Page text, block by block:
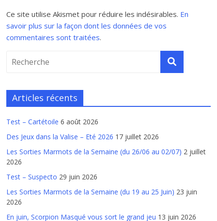
Ce site utilise Akismet pour réduire les indésirables. En
savoir plus sur la façon dont les données de vos
commentaires sont traitées.
Articles récents
Test – Cartétoile 6 août 2026
Des Jeux dans la Valise – Eté 2026 17 juillet 2026
Les Sorties Marmots de la Semaine (du 26/06 au 02/07) 2 juillet
2026
Test – Suspecto 29 juin 2026
Les Sorties Marmots de la Semaine (du 19 au 25 Juin) 23 juin
2026
En juin, Scorpion Masqué vous sort le grand jeu 13 juin 2026